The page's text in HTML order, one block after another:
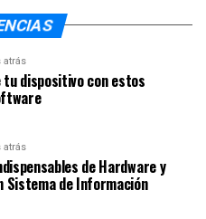
atrás
tu dispositivo con estos
atrás
de Hardware y
Sistema de Información